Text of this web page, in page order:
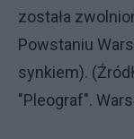
została
Powstaniu
synkiem).
"Pleograf".